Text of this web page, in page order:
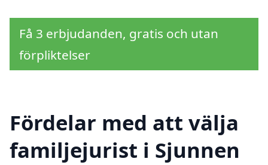
Få 3 erbjudanden, gratis och utan
förpliktelser
Fördelar med att välja
familjejurist i Sjunnen